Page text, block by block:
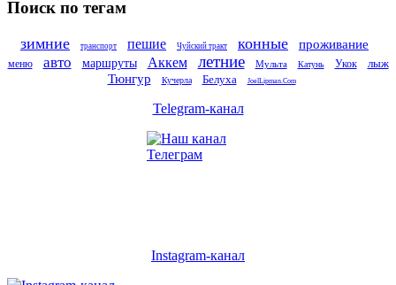
Поиск по тегам
зимние транспорт пешие Чуйский тракт конные проживание
меню авто маршруты Аккем летние Мульта Катунь Укок лыж
Тюнгур Кучерла Белуха JoelLipman.Com
Telegram-канал
Instagram-канал